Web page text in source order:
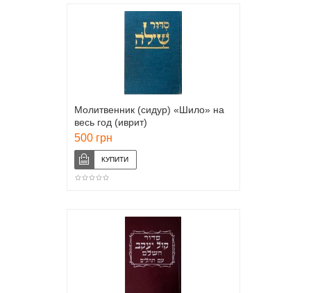
Молитвенник (сидур) «Шило» на
весь год (иврит)
500 грн